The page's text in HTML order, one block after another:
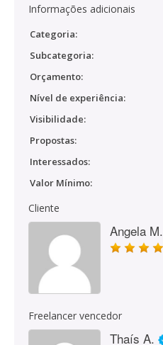
Informações adicionais
Categoria:
Subcategoria:
Orçamento:
Nível de experiência:
Visibilidade:
Propostas:
Interessados:
Valor Mínimo:
Cliente
Angela M.
Freelancer vencedor
Thaís A.